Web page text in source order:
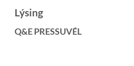
Lýsing
Q&E PRESSUVÉL